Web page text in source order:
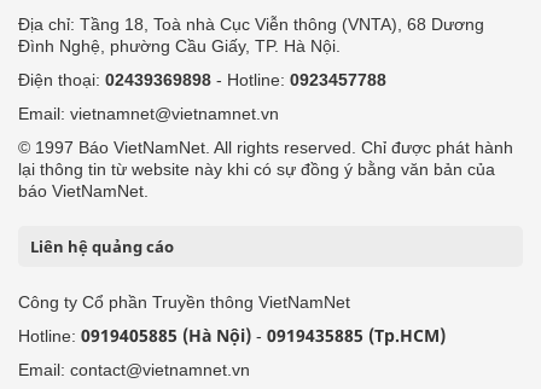
Địa chỉ: Tầng 18, Toà nhà Cục Viễn thông (VNTA), 68 Dương
Đình Nghệ, phường Cầu Giấy, TP. Hà Nội.
Điện thoại: 02439369898 - Hotline: 0923457788
Email: vietnamnet@vietnamnet.vn
© 1997 Báo VietNamNet. All rights reserved. Chỉ được phát hành
lại thông tin từ website này khi có sự đồng ý bằng văn bản của
báo VietNamNet.
Liên hệ quảng cáo
Công ty Cổ phần Truyền thông VietNamNet
Hotline: 0919405885 (Hà Nội) - 0919435885 (Tp.HCM)
Email: contact@vietnamnet.vn